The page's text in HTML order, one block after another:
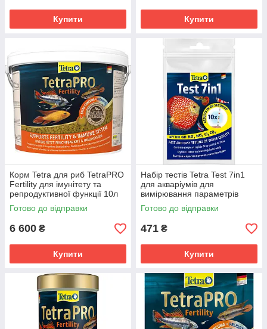
Купити Купити
Корм Tetra для риб TetraPRO
Fertility для імунітету та
репродуктивної функції 10л
Готово до відправки
6 600 ₴
Купити
Набір тестів Tetra Test 7in1
для акваріумів для
вимірювання параметрів
води індикаторні 10шт
Готово до відправки
471 ₴
Купити